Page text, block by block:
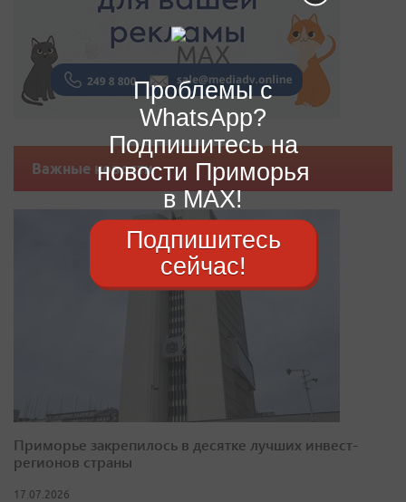
Важные новости
Приморье закрепилось в десятке лучших инвест-
регионов страны
17.07.2026
Проблемы с
WhatsApp?
Подпишитесь на
новости Приморья
в MAX!
Подпишитесь
сейчас!